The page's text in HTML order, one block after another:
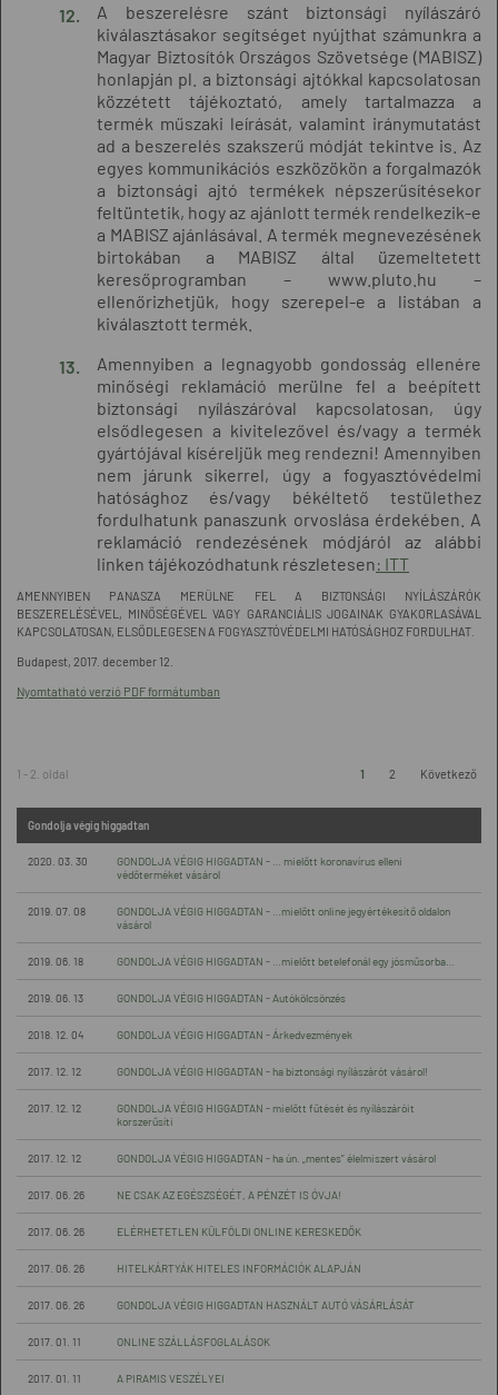
A beszerelésre szánt biztonsági nyílászáró
kiválasztásakor segítséget nyújthat számunkra a
Magyar Biztosítók Országos Szövetsége (MABISZ)
honlapján pl. a biztonsági ajtókkal kapcsolatosan
közzétett tájékoztató, amely tartalmazza a
termék műszaki leírását, valamint iránymutatást
ad a beszerelés szakszerű módját tekintve is. Az
egyes kommunikációs eszközökön a forgalmazók
a biztonsági ajtó termékek népszerűsítésekor
feltüntetik, hogy az ajánlott termék rendelkezik-e
a MABISZ ajánlásával. A termék megnevezésének
birtokában a MABISZ által üzemeltetett
keresőprogramban – www.pluto.hu –
ellenőrizhetjük, hogy szerepel-e a listában a
kiválasztott termék.
Amennyiben a legnagyobb gondosság ellenére
minőségi reklamáció merülne fel a beépített
biztonsági nyílászáróval kapcsolatosan, úgy
elsődlegesen a kivitelezővel és/vagy a termék
gyártójával kíséreljük meg rendezni! Amennyiben
nem járunk sikerrel, úgy a fogyasztóvédelmi
hatósághoz és/vagy békéltető testülethez
fordulhatunk panaszunk orvoslása érdekében. A
reklamáció rendezésének módjáról az alábbi
linken tájékozódhatunk részletesen: ITT
AMENNYIBEN PANASZA MERÜLNE FEL A BIZTONSÁGI NYÍLÁSZÁRÓK
BESZERELÉSÉVEL, MINŐSÉGÉVEL VAGY GARANCIÁLIS JOGAINAK GYAKORLASÁVAL
KAPCSOLATOSAN, ELSŐDLEGESEN A FOGYASZTÓVÉDELMI HATÓSÁGHOZ FORDULHAT.
Budapest, 2017. december 12.
Nyomtatható verzió PDF formátumban
1 - 2. oldal 1 2 Következő
Gondolja végig higgadtan
2020. 03. 30
GONDOLJA VÉGIG HIGGADTAN - … mielőtt koronavírus elleni
védőterméket vásárol
2019. 07. 08
GONDOLJA VÉGIG HIGGADTAN - …mielőtt online jegyértékesítő oldalon
vásárol
2019. 06. 18 GONDOLJA VÉGIG HIGGADTAN - …mielőtt betelefonál egy jósműsorba…
2019. 06. 13 GONDOLJA VÉGIG HIGGADTAN - Autókölcsönzés
2018. 12. 04 GONDOLJA VÉGIG HIGGADTAN - Árkedvezmények
2017. 12. 12 GONDOLJA VÉGIG HIGGADTAN - ha biztonsági nyílászárót vásárol!
2017. 12. 12
GONDOLJA VÉGIG HIGGADTAN - mielőtt fűtését és nyílászáróit
korszerűsíti
2017. 12. 12 GONDOLJA VÉGIG HIGGADTAN - ha ún. „mentes” élelmiszert vásárol
2017. 06. 26 NE CSAK AZ EGÉSZSÉGÉT, A PÉNZÉT IS ÓVJA!
2017. 06. 26 ELÉRHETETLEN KÜLFÖLDI ONLINE KERESKEDŐK
2017. 06. 26 HITELKÁRTYÁK HITELES INFORMÁCIÓK ALAPJÁN
2017. 06. 26 GONDOLJA VÉGIG HIGGADTAN HASZNÁLT AUTÓ VÁSÁRLÁSÁT
2017. 01. 11 ONLINE SZÁLLÁSFOGLALÁSOK
2017. 01. 11 A PIRAMIS VESZÉLYEI